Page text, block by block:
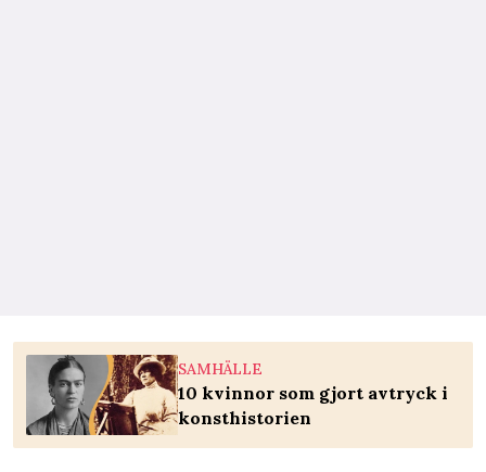
SAMHÄLLE
10 kvinnor som gjort avtryck i
konsthistorien